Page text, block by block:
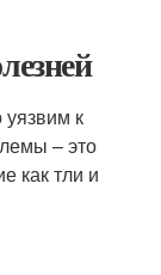
уязвим к
– это
как тли и